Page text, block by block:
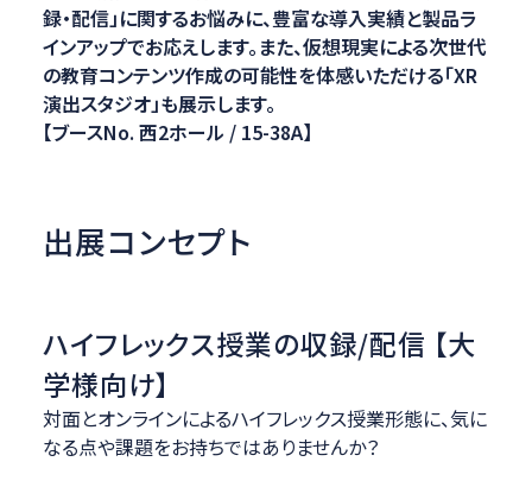
録・配信」に関するお悩みに、豊富な導入実績と製品ラ
インアップでお応えします。また、仮想現実による次世代
の教育コンテンツ作成の可能性を体感いただける「XR
演出スタジオ」も展示します。
【ブースNo. 西2ホール / 15-38A】
出展コンセプト
ハイフレックス授業の収録/配信 【大
学様向け】
対面とオンラインによるハイフレックス授業形態に、気に
なる点や課題をお持ちではありませんか？